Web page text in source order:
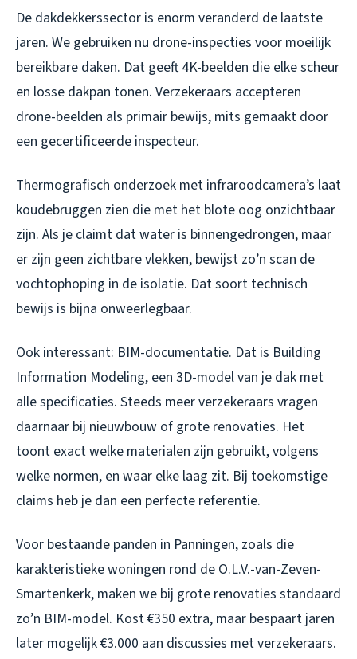
De dakdekkerssector is enorm veranderd de laatste
jaren. We gebruiken nu drone-inspecties voor moeilijk
bereikbare daken. Dat geeft 4K-beelden die elke scheur
en losse dakpan tonen. Verzekeraars accepteren
drone-beelden als primair bewijs, mits gemaakt door
een gecertificeerde inspecteur.
Thermografisch onderzoek met infraroodcamera’s laat
koudebruggen zien die met het blote oog onzichtbaar
zijn. Als je claimt dat water is binnengedrongen, maar
er zijn geen zichtbare vlekken, bewijst zo’n scan de
vochtophoping in de isolatie. Dat soort technisch
bewijs is bijna onweerlegbaar.
Ook interessant: BIM-documentatie. Dat is Building
Information Modeling, een 3D-model van je dak met
alle specificaties. Steeds meer verzekeraars vragen
daarnaar bij nieuwbouw of grote renovaties. Het
toont exact welke materialen zijn gebruikt, volgens
welke normen, en waar elke laag zit. Bij toekomstige
claims heb je dan een perfecte referentie.
Voor bestaande panden in Panningen, zoals die
karakteristieke woningen rond de O.L.V.-van-Zeven-
Smartenkerk, maken we bij grote renovaties standaard
zo’n BIM-model. Kost €350 extra, maar bespaart jaren
later mogelijk €3.000 aan discussies met verzekeraars.